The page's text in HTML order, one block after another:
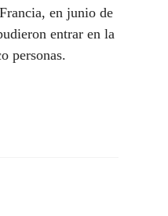
en junio de
entrar en la
personas.